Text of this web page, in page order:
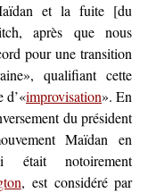
et la fuite [du
après que nous
pour une transition
qualifiant cette
d’«improvisation». En
du président
Maïdan en
février 2014, qui était notoirement
, est considéré par